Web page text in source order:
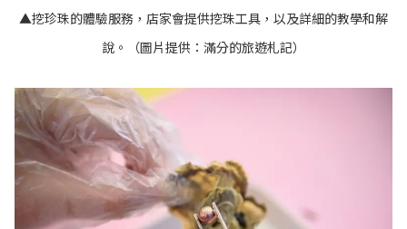
▲挖珍珠的體驗服務，店家會提供挖珠工具，以及詳細的教學和解
說。（圖片提供：滿分的旅遊札記）